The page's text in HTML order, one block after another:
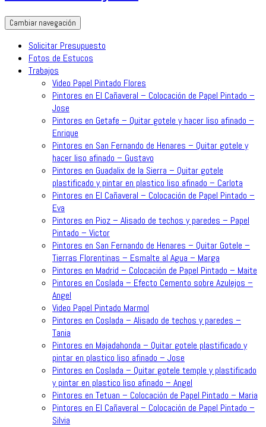
Cambiar navegación
Solicitar Presupuesto
Fotos de Estucos
Trabajos
Video Papel Pintado Flores
Pintores en El Cañaveral – Colocación de Papel Pintado –
Jose
Pintores en Getafe – Quitar gotele y hacer liso afinado –
Enrique
Pintores en San Fernando de Henares – Quitar gotele y
hacer liso afinado – Gustavo
Pintores en Guadalix de la Sierra – Quitar gotele
plastificado y pintar en plastico liso afinado – Carlota
Pintores en El Cañaveral – Colocación de Papel Pintado –
Eva
Pintores en Pioz – Alisado de techos y paredes – Papel
Pintado – Victor
Pintores en San Fernando de Henares – Quitar Gotele –
Tierras Florentinas – Esmalte al Agua – Marga
Pintores en Madrid – Colocación de Papel Pintado – Maite
Pintores en Coslada – Efecto Cemento sobre Azulejos –
Angel
Video Papel Pintado Marmol
Pintores en Coslada – Alisado de techos y paredes –
Tania
Pintores en Majadahonda – Quitar gotele plastificado y
pintar en plastico liso afinado – Jose
Pintores en Coslada – Quitar gotele temple y plastificado
y pintar en plastico liso afinado – Angel
Pintores en Tetuan – Colocación de Papel Pintado – Maria
Pintores en El Cañaveral – Colocación de Papel Pintado –
Silvia